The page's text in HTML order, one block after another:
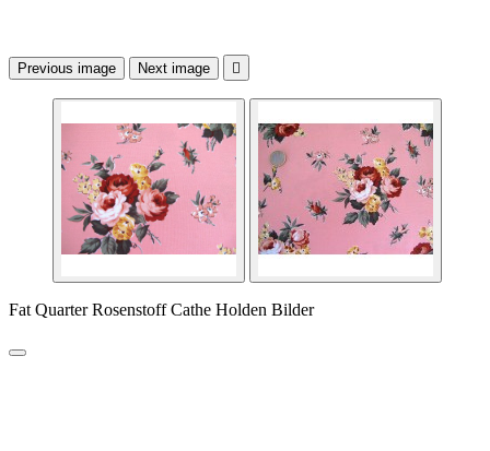
Previous image Next image 
Fat Quarter Rosenstoff Cathe Holden Bilder